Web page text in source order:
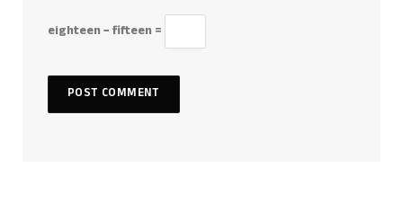
eighteen − fifteen =